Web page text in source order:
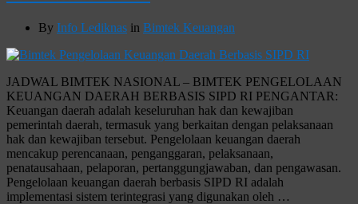
By Info Lediknas in Bimtek Keuangan
JADWAL BIMTEK NASIONAL – BIMTEK PENGELOLAAN
KEUANGAN DAERAH BERBASIS SIPD RI PENGANTAR:
Keuangan daerah adalah keseluruhan hak dan kewajiban
pemerintah daerah, termasuk yang berkaitan dengan pelaksanaan
hak dan kewajiban tersebut. Pengelolaan keuangan daerah
mencakup perencanaan, penganggaran, pelaksanaan,
penatausahaan, pelaporan, pertanggungjawaban, dan pengawasan.
Pengelolaan keuangan daerah berbasis SIPD RI adalah
implementasi sistem terintegrasi yang digunakan oleh …